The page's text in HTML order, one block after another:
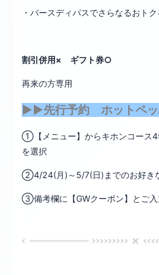
・バースディパスでさらなるおト
割引併用× ギフト券○
再来の方専用
▶▶先行予約 ホットペッ
①【メニュー】からキホンコース
を選択
②4/24(月)～5/7(日)までのお好き
③備考欄に【GWクーポン】とご入